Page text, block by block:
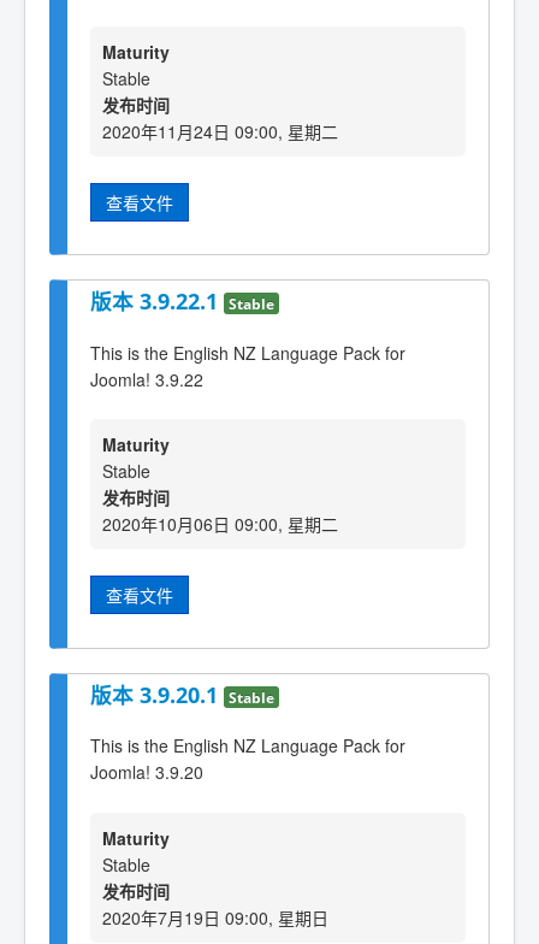
Maturity
Stable
发布时间
2020年11月24日 09:00, 星期二
查看文件
版本 3.9.22.1 Stable
This is the English NZ Language Pack for
Joomla! 3.9.22
Maturity
Stable
发布时间
2020年10月06日 09:00, 星期二
查看文件
版本 3.9.20.1 Stable
This is the English NZ Language Pack for
Joomla! 3.9.20
Maturity
Stable
发布时间
2020年7月19日 09:00, 星期日